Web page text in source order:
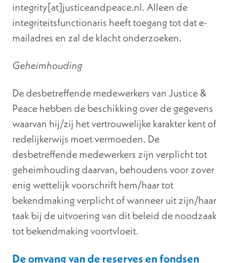
integrity[at]justiceandpeace.nl. Alleen de
integriteitsfunctionaris heeft toegang tot dat e-
mailadres en zal de klacht onderzoeken.
Geheimhouding
De desbetreffende medewerkers van Justice &
Peace hebben de beschikking over de gegevens
waarvan hij/zij het vertrouwelijke karakter kent of
redelijkerwijs moet vermoeden. De
desbetreffende medewerkers zijn verplicht tot
geheimhouding daarvan, behoudens voor zover
enig wettelijk voorschrift hem/haar tot
bekendmaking verplicht of wanneer uit zijn/haar
taak bij de uitvoering van dit beleid de noodzaak
tot bekendmaking voortvloeit.
De omvang van de reserves en fondsen